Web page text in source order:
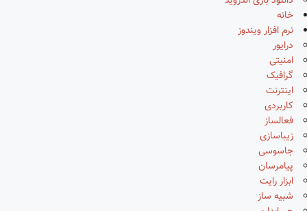
خانه
نرم افزار ویندوز
درایور
امنیتی
گرافیک
اینترنت
کاربردی
فعالساز
زیباسازی
جاسوسی
پیامرسان
ابزار رایت
شبیه ساز